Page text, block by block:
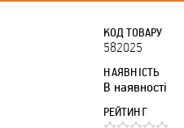
КОД ТОВАРУ
582025
НАЯВНІСТЬ
В наявності
РЕЙТИНГ